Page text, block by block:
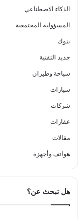
الذكاء الاصطناعي
المسؤولية المجتمعية
بنوك
جديد التقنية
سياحة وطيران
سيارات
شركات
عقارات
مقالات
هواتف وأجهزة
هل تبحث عن؟